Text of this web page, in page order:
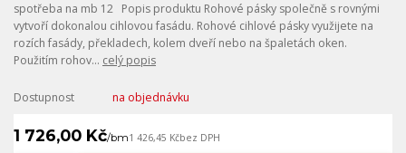
spotřeba na mb 12 Popis produktu Rohové pásky společně s rovnými
vytvoří dokonalou cihlovou fasádu. Rohové cihlové pásky využijete na
rozích fasády, překladech, kolem dveří nebo na špaletách oken.
Použitím rohov... celý popis
Dostupnost na objednávku
1 726,00 Kč/bm1 426,45 Kčbez DPH